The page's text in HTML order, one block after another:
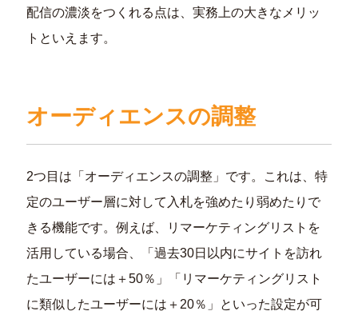
配信の濃淡をつくれる点は、実務上の大きなメリッ
トといえます。
オーディエンスの調整
2つ目は「オーディエンスの調整」です。これは、特
定のユーザー層に対して入札を強めたり弱めたりで
きる機能です。例えば、リマーケティングリストを
活用している場合、「過去30日以内にサイトを訪れ
たユーザーには＋50％」「リマーケティングリスト
に類似したユーザーには＋20％」といった設定が可